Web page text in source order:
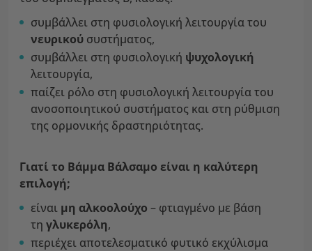
συμβάλλει στη φυσιολογική λειτουργία του
νευρικού συστήματος,
συμβάλλει στη φυσιολογική ψυχολογική
λειτουργία,
παίζει ρόλο στη φυσιολογική λειτουργία του
ανοσοποιητικού συστήματος και στη ρύθμιση
της ορμονικής δραστηριότητας.
Γιατί το Βάμμα Βάλσαμο είναι η καλύτερη
επιλογή;
είναι μη αλκοολούχο – φτιαγμένο με βάση
τη γλυκερόλη,
περιέχει αποτελεσματικό φυτικό εκχύλισμα